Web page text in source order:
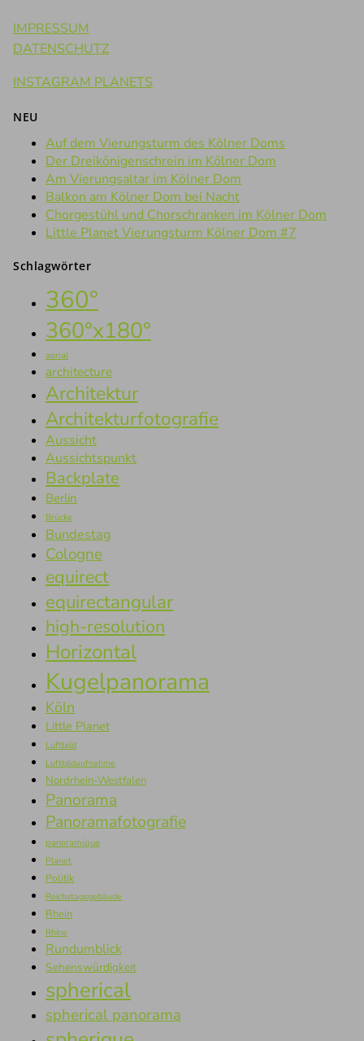
IMPRESSUM
DATENSCHUTZ
INSTAGRAM PLANETS
NEU
Auf dem Vierungsturm des Kölner Doms
Der Dreikönigenschrein im Kölner Dom
Am Vierungsaltar im Kölner Dom
Balkon am Kölner Dom bei Nacht
Chorgestühl und Chorschranken im Kölner Dom
Little Planet Vierungsturm Kölner Dom #7
Schlagwörter
360°
360°x180°
aerial
architecture
Architektur
Architekturfotografie
Aussicht
Aussichtspunkt
Backplate
Berlin
Brücke
Bundestag
Cologne
equirect
equirectangular
high-resolution
Horizontal
Kugelpanorama
Köln
Little Planet
Luftbild
Luftbildaufnahme
Nordrhein-Westfalen
Panorama
Panoramafotografie
panoramique
Planet
Politik
Reichstagsgebäude
Rhein
Rhine
Rundumblick
Sehenswürdigkeit
spherical
spherical panorama